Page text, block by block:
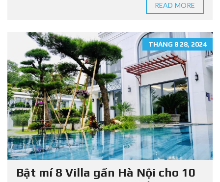
READ MORE
THÁNG 8 28, 2024
Bật mí 8 Villa gần Hà Nội cho 10